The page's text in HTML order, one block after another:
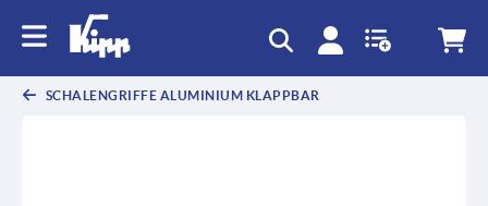
SCHALENGRIFFE ALUMINIUM KLAPPBAR